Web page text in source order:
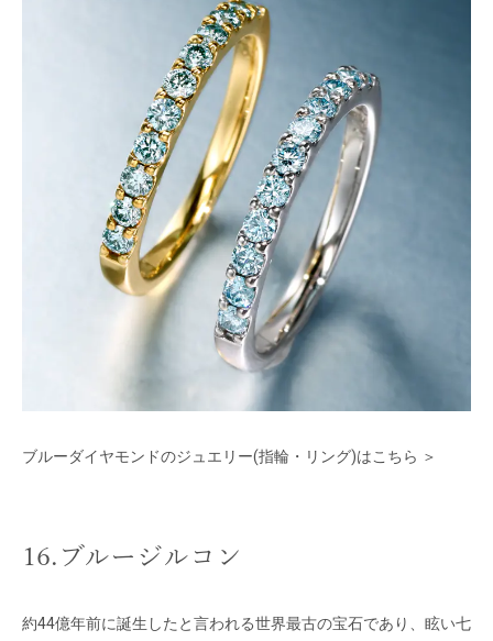
ブルーダイヤモンドのジュエリー(指輪・リ ング)はこちら ＞
16.ブルージルコン
約44億年前に誕生したと言われる世界最古の宝石であり、眩い七